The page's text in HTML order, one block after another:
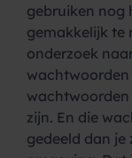
gebruiken nog
gemakkelijk te
onderzoek
wachtwoorden
wachtwoorden
zijn. En die
gedeeld dan je